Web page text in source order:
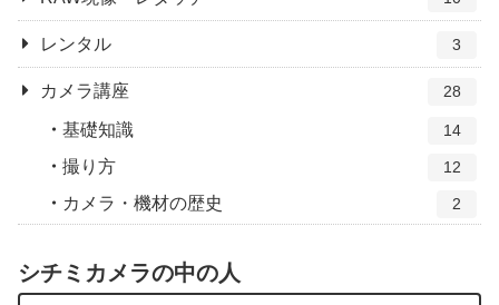
レンタル 3
カメラ講座 28
基礎知識 14
撮り方 12
カメラ・機材の歴史 2
シチミカメラの中の人